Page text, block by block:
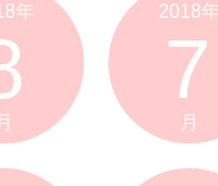
年
月
2018
7
月